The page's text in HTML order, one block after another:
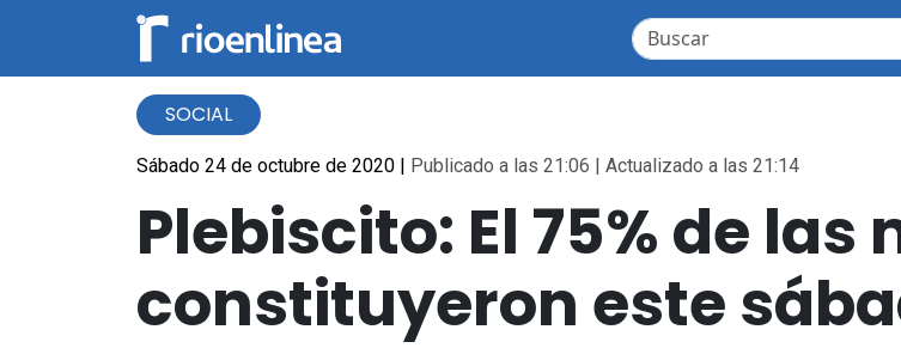
SOCIAL
Sábado 24 de octubre de 2020 | Publicado a las 21:06 | Actualizado a las 21:14
Plebiscito: El 75% de las
constituyeron este